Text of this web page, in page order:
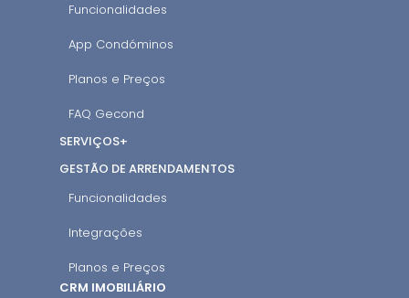
Funcionalidades
App Condóminos
Planos e Preços
FAQ Gecond
SERVIÇOS+
GESTÃO DE ARRENDAMENTOS
Funcionalidades
Integrações
Planos e Preços
CRM IMOBILIÁRIO